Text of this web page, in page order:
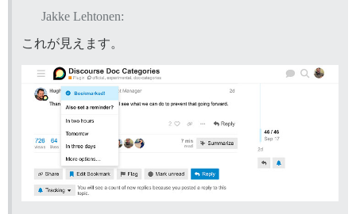
Jakke Lehtonen:
これが見えます。